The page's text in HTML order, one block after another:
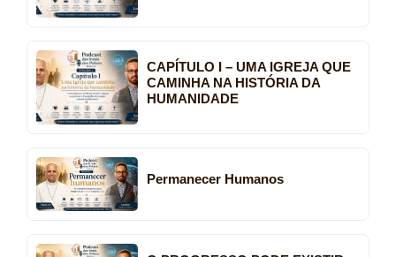
CAPÍTULO I – UMA IGREJA QUE
CAMINHA NA HISTÓRIA DA
HUMANIDADE
Permanecer Humanos